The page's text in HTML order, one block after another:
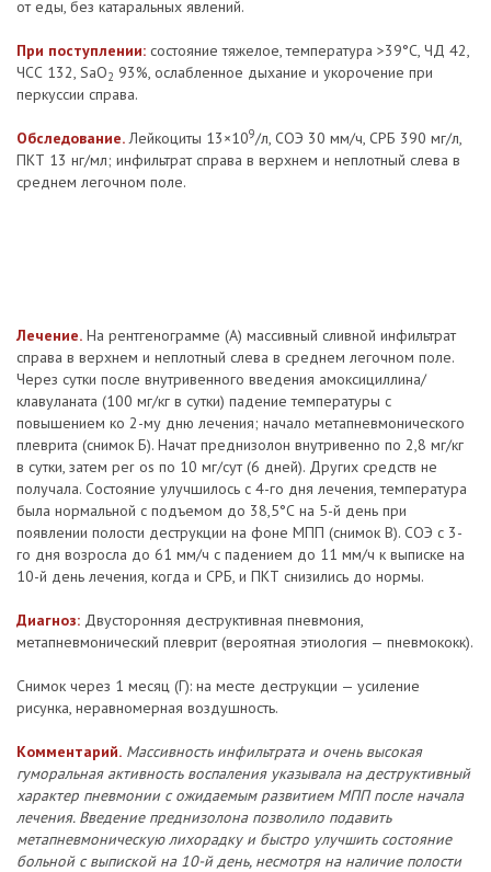
от еды, без катаральных явлений.
При поступлении: состояние тяжелое, температура >39°С, ЧД 42,
ЧСС 132, SaO2 93%, ослабленное дыхание и укорочение при
перкуссии справа.
Обследование.Лейкоциты 13×109/л, СОЭ 30 мм/ч, СРБ 390 мг/л,
ПКТ 13 нг/мл; инфильтрат справа в верхнем и неплотный слева в
среднем легочном поле.
Лечение. На рентгенограмме (А) массивный сливной инфильтрат
справа в верхнем и неплотный слева в среднем легочном поле.
Через сутки после внутривенного введения амоксициллина/
клавуланата (100 мг/кг в сутки) падение температуры с
повышением ко 2-му дню лечения; начало метапневмонического
плеврита (снимок Б). Начат преднизолон внутривенно по 2,8 мг/кг
в сутки, затем per os по 10 мг/сут (6 дней). Других средств не
получала. Состояние улучшилось с 4-го дня лечения, температура
была нормальной с подъемом до 38,5°С на 5-й день при
появлении полости деструкции на фоне МПП (снимок В). СОЭ с 3-
го дня возросла до 61 мм/ч с падением до 11 мм/ч к выписке на
10-й день лечения, когда и СРБ, и ПКТ снизились до нормы.
Диагноз: Двусторонняя деструктивная пневмония,
метапневмонический плеврит (вероятная этиология — пневмококк).
Снимок через 1 месяц (Г): на месте деструкции — усиление
рисунка, неравномерная воздушность.
Комментарий. Массивность инфильтрата и очень высокая
гуморальная активность воспаления указывала на деструктивный
характер пневмонии с ожидаемым развитием МПП после начала
лечения. Введение преднизолона позволило подавить
метапневмоническую лихорадку и быстро улучшить состояние
больной с выпиской на 10-й день, несмотря на наличие полости